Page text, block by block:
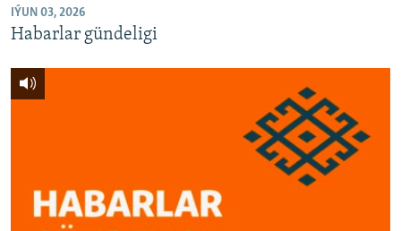
IÝUN 03, 2026
Habarlar gündeligi